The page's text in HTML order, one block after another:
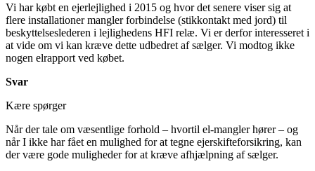
Vi har købt en ejerlejlighed i 2015 og hvor det senere viser sig at
flere installationer mangler forbindelse (stikkontakt med jord) til
beskyttelseslederen i lejlighedens HFI relæ. Vi er derfor interesseret i
at vide om vi kan kræve dette udbedret af sælger. Vi modtog ikke
nogen elrapport ved købet.
Svar
Kære spørger
Når der tale om væsentlige forhold – hvortil el-mangler hører – og
når I ikke har fået en mulighed for at tegne ejerskifteforsikring, kan
der være gode muligheder for at kræve afhjælpning af sælger.